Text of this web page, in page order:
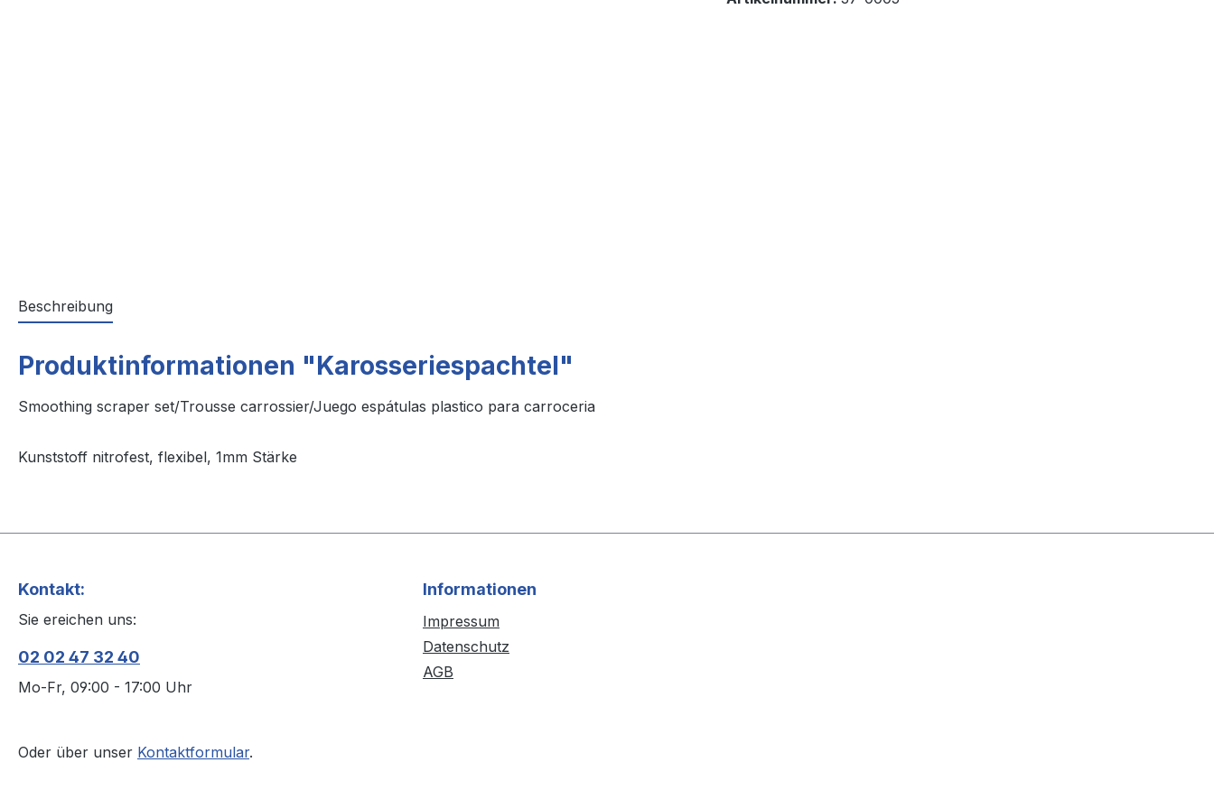
Beschreibung
Produktinformationen "Karosseriespachtel"
Smoothing scraper set/Trousse carrossier/Juego espátulas plastico para carroceria
Kunststoff nitrofest, flexibel, 1mm Stärke
Kontakt:
Sie ereichen uns:
02 02 47 32 40
Mo-Fr, 09:00 - 17:00 Uhr
Oder über unser Kontaktformular.
Informationen
Impressum
Datenschutz
AGB